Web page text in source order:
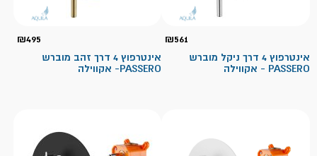
₪561
אינטרפוץ 4 דרך ניקל מוברש
PASSERO - אקווילה
₪495
אינטרפוץ 4 דרך זהב מוברש
PASSERO- אקווילה